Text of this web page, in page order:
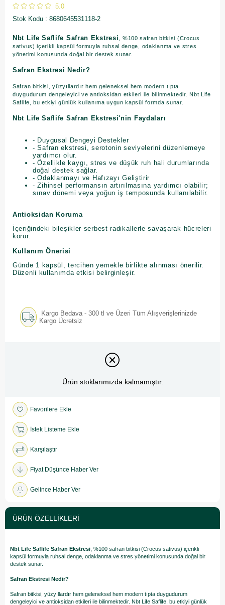
5.0
Stok Kodu
8680645531118-2
Nbt Life Saflife Safran Ekstresi
, %100 safran bitkisi (Crocus
sativus) içerikli kapsül formuyla ruhsal denge, odaklanma ve stres
yönetimi konusunda doğal bir destek sunar.
Safran Ekstresi Nedir?
Safran bitkisi, yüzyıllardır hem geleneksel hem modern tıpta
duygudurum dengeleyici ve antioksidan etkileri ile bilinmektedir. Nbt Life
Saflife, bu etkiyi günlük kullanıma uygun kapsül formda sunar.
Nbt Life Saflife Safran Ekstresi'nin Faydaları
- Duygusal Dengeyi Destekler
- Safran ekstresi, serotonin seviyelerini düzenlemeye
yardımcı olur.
- Özellikle kaygı, stres ve düşük ruh hali durumlarında
doğal destek sağlar.
- Odaklanmayı ve Hafızayı Geliştirir
- Zihinsel performansın artırılmasına yardımcı olabilir;
sınav dönemi veya yoğun iş temposunda kullanılabilir.
Antioksidan Koruma
İçeriğindeki bileşikler serbest radikallerle savaşarak hücreleri
korur.
Kullanım Önerisi
Günde 1 kapsül, tercihen yemekle birlikte alınması önerilir.
Düzenli kullanımda etkisi belirginleşir.
Kargo Bedava - 300 tl ve Üzeri Tüm Alışverişlerinizde
Kargo Ücretsiz
Ürün stoklarımızda kalmamıştır.
Favorilere Ekle
İstek Listeme Ekle
Karşılaştır
Fiyat Düşünce Haber Ver
Gelince Haber Ver
ÜRÜN ÖZELLIKLERI
Nbt Life Saflife Safran Ekstresi , %100 safran bitkisi (Crocus sativus) içerikli
kapsül formuyla ruhsal denge, odaklanma ve stres yönetimi konusunda doğal bir
destek sunar.
Safran Ekstresi Nedir?
Safran bitkisi, yüzyıllardır hem geleneksel hem modern tıpta duygudurum
dengeleyici ve antioksidan etkileri ile bilinmektedir. Nbt Life Saflife, bu etkiyi günlük